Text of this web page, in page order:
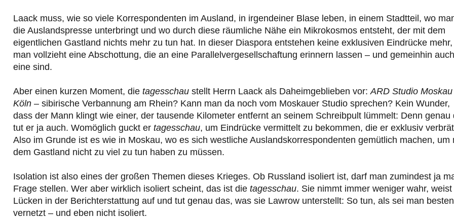
Laack muss, wie so viele Korrespondenten im Ausland, in irgendeiner Blase leben, in einem Stadtteil, wo
die Auslandspresse unterbringt und wo durch diese räumliche Nähe ein Mikrokosmos entsteht, der mit dem
eigentlichen Gastland nichts mehr zu tun hat. In dieser Diaspora entstehen keine exklusiven Eindrücke mehr,
man vollzieht eine Abschottung, die an eine Parallelvergesellschaftung erinnern lassen – und gemeinhin auch
eine sind.
Aber einen kurzen Moment, die tagesschau stellt Herrn Laack als Daheimgeblieben vor:ARD Studio Moskau
Köln – sibirische Verbannung am Rhein? Kann man da noch vom Moskauer Studio sprechen? Kein Wunder,
dass der Mann klingt wie einer, der tausende Kilometer entfernt an seinem Schreibpult lümmelt: Denn genau
tut er ja auch. Womöglich guckt er tagesschau, um Eindrücke vermittelt zu bekommen, die er exklusiv
Also im Grunde ist es wie in Moskau, wo es sich westliche Auslandskorrespondenten gemütlich machen, um
dem Gastland nicht zu viel zu tun haben zu müssen.
Isolation ist also eines der großen Themen dieses Krieges. Ob Russland isoliert ist, darf man zumindest ja
Frage stellen. Wer aber wirklich isoliert scheint, das ist die tagesschau. Sie nimmt immer weniger wahr, weist
Lücken in der Berichterstattung auf und tut genau das, was sie Lawrow unterstellt: So tun, als sei man
vernetzt – und eben nicht isoliert.